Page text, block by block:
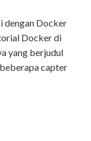
dengan Docker
Docker di
yang berjudul
capter